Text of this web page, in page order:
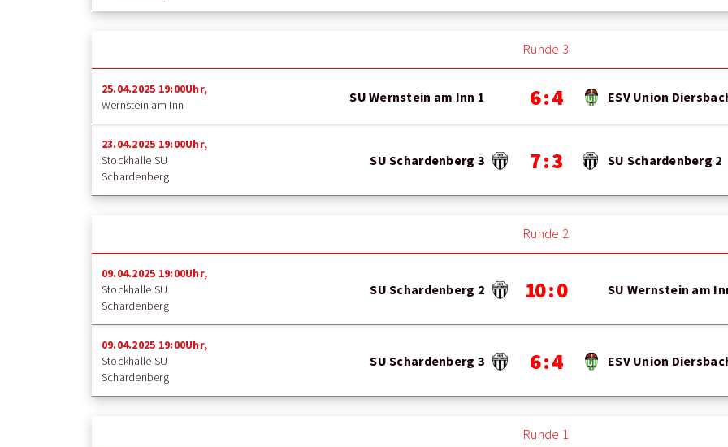
Runde 3
25.04.2025 19:00Uhr,
Wernstein am Inn SU Wernstein am Inn 1 6 : 4 ESV Union
23.04.2025 19:00Uhr,
Stockhalle SU
Schardenberg
SU Schardenberg 3 7 : 3 SU Schardenberg 2
Runde 2
09.04.2025 19:00Uhr,
Stockhalle SU
Schardenberg
SU Schardenberg 2 10 : 0 SU Wernstein am
09.04.2025 19:00Uhr,
Stockhalle SU
Schardenberg
SU Schardenberg 3 6 : 4 ESV Union
Runde 1